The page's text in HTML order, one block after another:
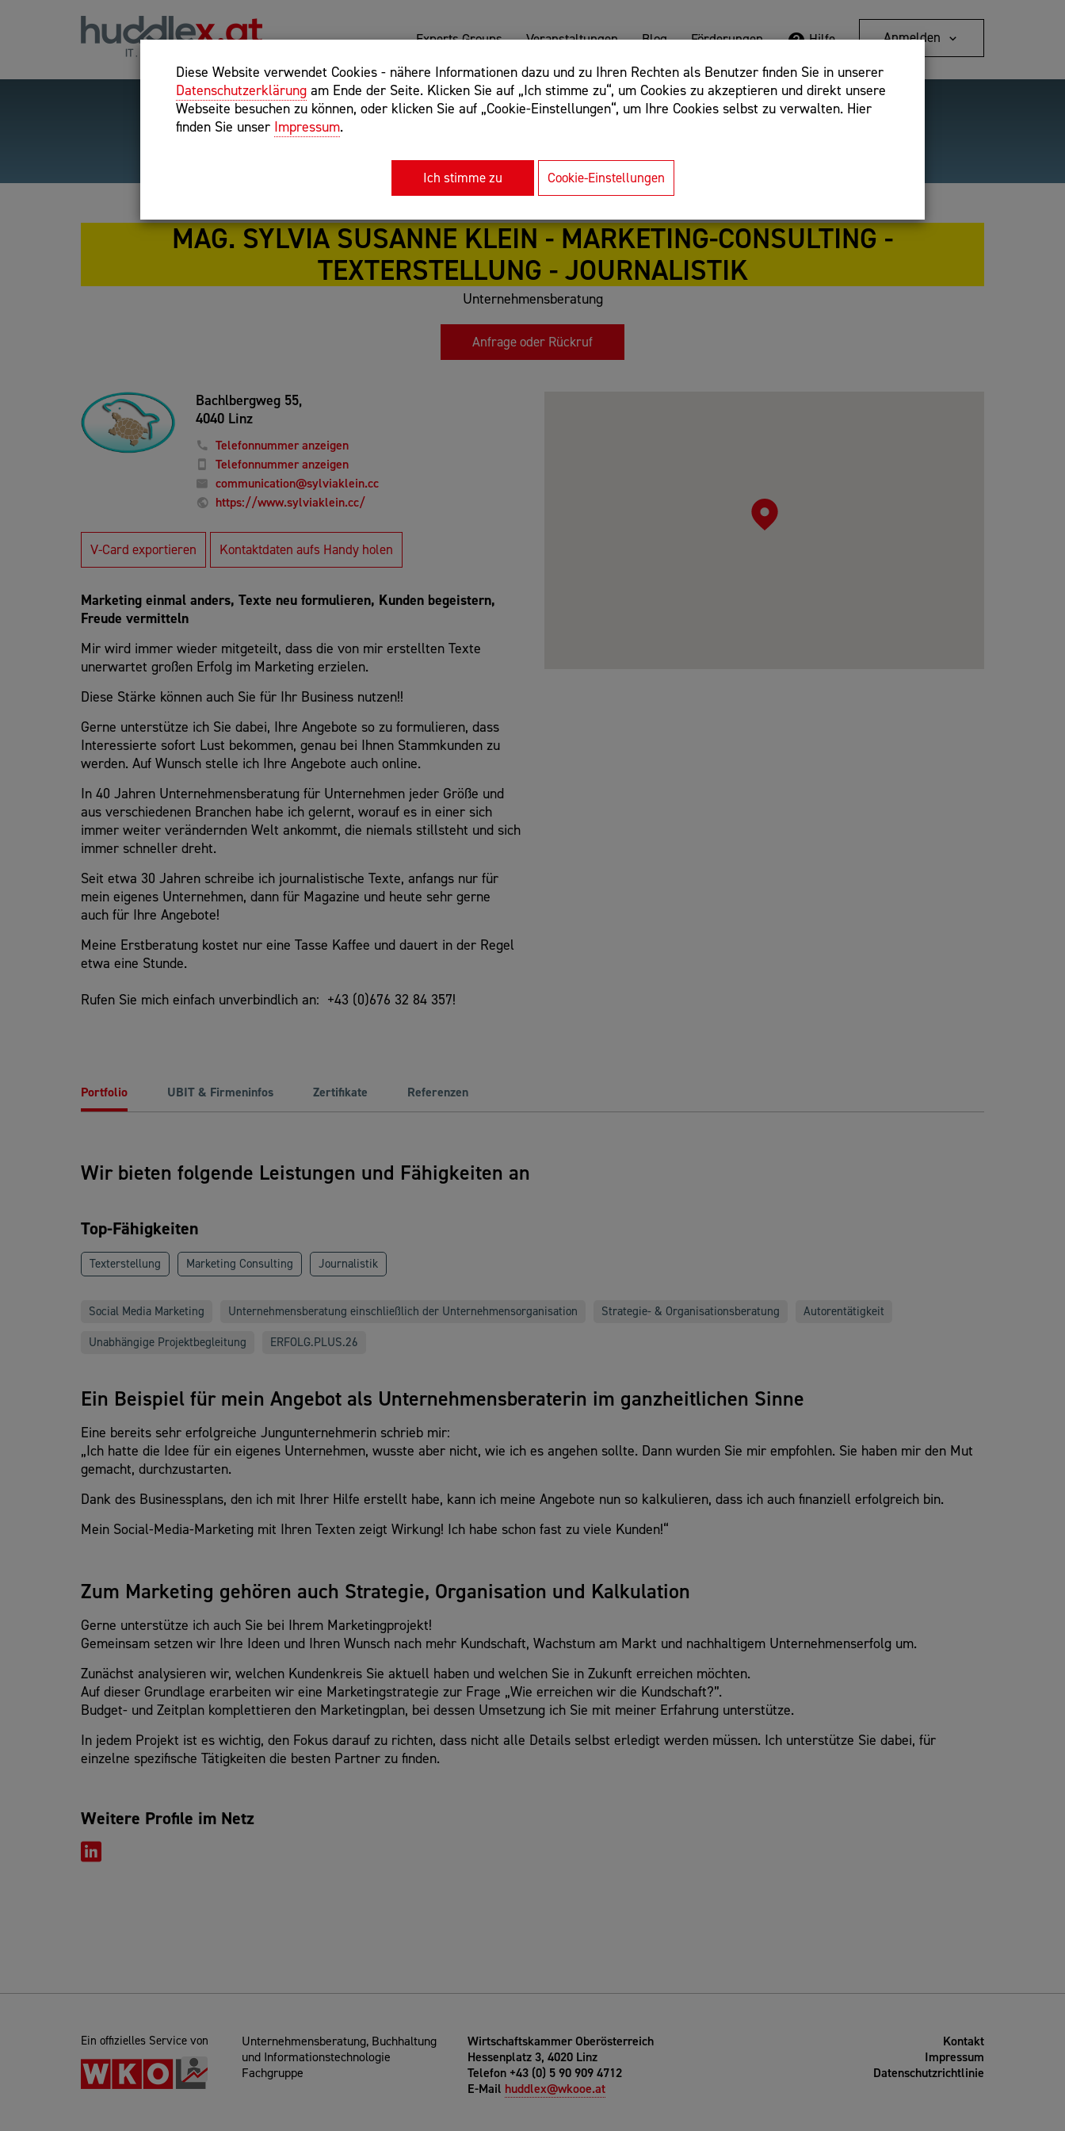
Diese Website verwendet Cookies - nähere Informationen dazu und zu Ihren Rechten als Benutzer finden Sie in unserer
Datenschutzerklärung am Ende der Seite. Klicken Sie auf „Ich stimme zu“, um Cookies zu akzeptieren und direkt unsere
Webseite besuchen zu können, oder klicken Sie auf „Cookie-Einstellungen“, um Ihre Cookies selbst zu verwalten. Hier
finden Sie unser Impressum.
Ich stimme zu Cookie-Einstellungen
Experts Groups Veranstaltungen Blog Förderungen Hilfe Anmelden
Hilfreiche Suchparameter: Begriff einschließen: +webshop, Begriff ausschließen: -webshop,
Exakter Suchbegriff: "internet of things"
Detailsuche
MAG. SYLVIA SUSANNE KLEIN - MARKETING-CONSULTING -
TEXTERSTELLUNG - JOURNALISTIK
Unternehmensberatung
Anfrage oder Rückruf
Bachlbergweg 55,
4040 Linz
Telefonnummer anzeigen
Telefonnummer anzeigen
communication@sylviaklein.cc
https://www.sylviaklein.cc/
V-Card exportieren Kontaktdaten aufs Handy holen
Marketing einmal anders, Texte neu formulieren, Kunden begeistern,
Freude vermitteln
Mir wird immer wieder mitgeteilt, dass die von mir erstellten Texte
unerwartet großen Erfolg im Marketing erzielen.
Diese Stärke können auch Sie für Ihr Business nutzen!!
Gerne unterstütze ich Sie dabei, Ihre Angebote so zu formulieren, dass
Interessierte sofort Lust bekommen, genau bei Ihnen Stammkunden zu
werden. Auf Wunsch stelle ich Ihre Angebote auch online.
In 40 Jahren Unternehmensberatung für Unternehmen jeder Größe und
aus verschiedenen Branchen habe ich gelernt, worauf es in einer sich
immer weiter verändernden Welt ankommt, die niemals stillsteht und sich
immer schneller dreht.
Seit etwa 30 Jahren schreibe ich journalistische Texte, anfangs nur für
mein eigenes Unternehmen, dann für Magazine und heute sehr gerne
auch für Ihre Angebote!
Meine Erstberatung kostet nur eine Tasse Kaffee und dauert in der Regel
etwa eine Stunde.
Rufen Sie mich einfach unverbindlich an: +43 (0)676 32 84 357!
Portfolio UBIT & Firmeninfos Zertifikate Referenzen
Wir bieten folgende Leistungen und Fähigkeiten an
Top-Fähigkeiten
Texterstellung Marketing Consulting Journalistik
Social Media Marketing Unternehmensberatung einschließlich der Unternehmensorganisation Strategie- & Organisationsberatung
Autorentätigkeit
Unabhängige Projektbegleitung
ERFOLG.PLUS.26
Ein Beispiel für mein Angebot als Unternehmensberaterin im ganzheitlichen Sinne
Eine bereits sehr erfolgreiche Jungunternehmerin schrieb mir:
„Ich hatte die Idee für ein eigenes Unternehmen, wusste aber nicht, wie ich es angehen sollte. Dann wurden Sie mir empfohlen. Sie haben mir den Mut
gemacht, durchzustarten.
Dank des Businessplans, den ich mit Ihrer Hilfe erstellt habe, kann ich meine Angebote nun so kalkulieren, dass ich auch finanziell erfolgreich bin.
Mein Social-Media-Marketing mit Ihren Texten zeigt Wirkung! Ich habe schon fast zu viele Kunden!“
Zum Marketing gehören auch Strategie, Organisation und Kalkulation
Gerne unterstütze ich auch Sie bei Ihrem Marketingprojekt!
Gemeinsam setzen wir Ihre Ideen und Ihren Wunsch nach mehr Kundschaft, Wachstum am Markt und nachhaltigem Unternehmenserfolg um.
Zunächst analysieren wir, welchen Kundenkreis Sie aktuell haben und welchen Sie in Zukunft erreichen möchten.
Auf dieser Grundlage erarbeiten wir eine Marketingstrategie zur Frage „Wie erreichen wir die Kundschaft?”.
Budget- und Zeitplan komplettieren den Marketingplan, bei dessen Umsetzung ich Sie mit meiner Erfahrung unterstütze.
In jedem Projekt ist es wichtig, den Fokus darauf zu richten, dass nicht alle Details selbst erledigt werden müssen. Ich unterstütze Sie dabei, für
einzelne spezifische Tätigkeiten die besten Partner zu finden.
Weitere Profile im Netz
Ein offizielles Service von
Unternehmensberatung, Buchhaltung
und Informationstechnologie
Fachgruppe
Wirtschaftskammer Oberösterreich
Hessenplatz 3, 4020 Linz
Telefon +43 (0) 5 90 909 4712
E-Mail huddlex@wkooe.at
Kontakt
Impressum
Datenschutzrichtlinie